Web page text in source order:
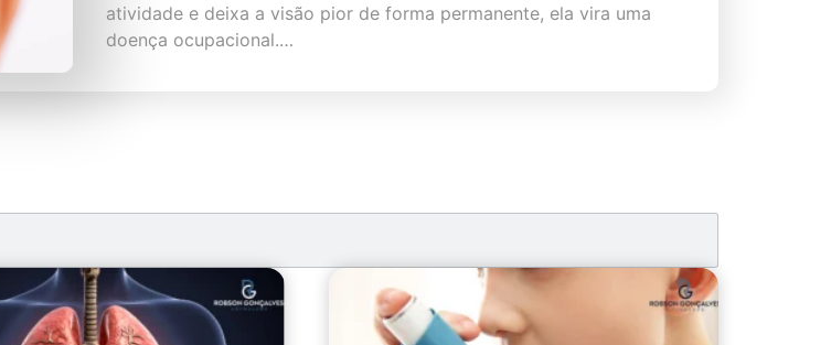
atividade e deixa a visão pior de forma permanente, ela vira uma
doença ocupacional.…